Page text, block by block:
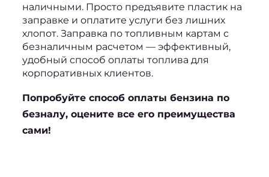
наличными. Просто предъявите пластик на
заправке и оплатите услуги без лишних
хлопот. Заправка по топливным картам с
безналичным расчетом — эффективный,
удобный способ оплаты топлива для
корпоративных клиентов.
Попробуйте способ оплаты бензина по
безналу, оцените все его преимущества
сами!